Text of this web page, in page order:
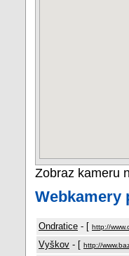
Zobraz kameru
Webkamery
Ondratice - [ http://
Vyškov - [ http://